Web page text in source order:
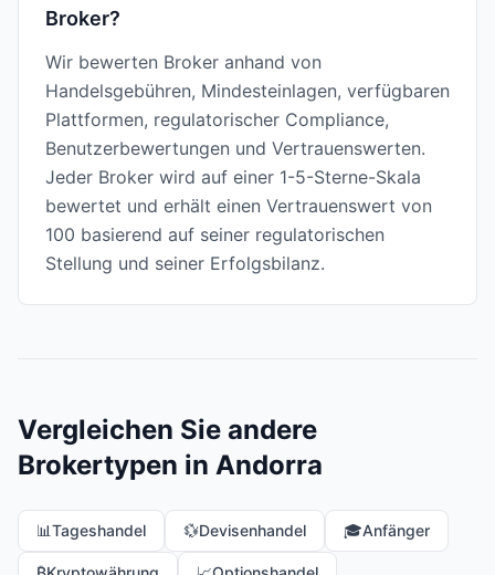
Broker?
Wir bewerten Broker anhand von
Handelsgebühren, Mindesteinlagen, verfügbaren
Plattformen, regulatorischer Compliance,
Benutzerbewertungen und Vertrauenswerten.
Jeder Broker wird auf einer 1-5-Sterne-Skala
bewertet und erhält einen Vertrauenswert von
100 basierend auf seiner regulatorischen
Stellung und seiner Erfolgsbilanz.
Vergleichen Sie andere
Brokertypen in Andorra
📊Tageshandel 💱Devisenhandel 🎓Anfänger